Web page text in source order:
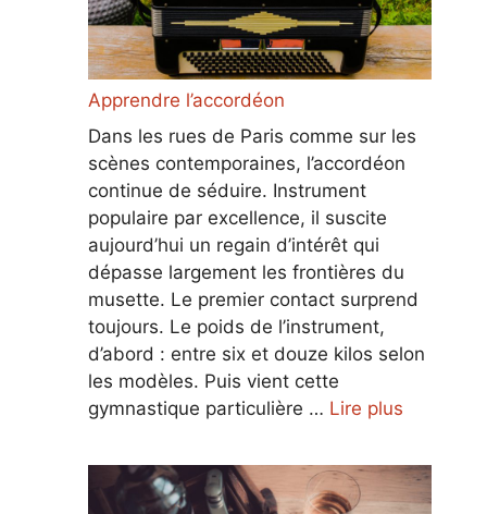
Apprendre l’accordéon
Dans les rues de Paris comme sur les
scènes contemporaines, l’accordéon
continue de séduire. Instrument
populaire par excellence, il suscite
aujourd’hui un regain d’intérêt qui
dépasse largement les frontières du
musette. Le premier contact surprend
toujours. Le poids de l’instrument,
d’abord : entre six et douze kilos selon
les modèles. Puis vient cette
gymnastique particulière … Lire plus